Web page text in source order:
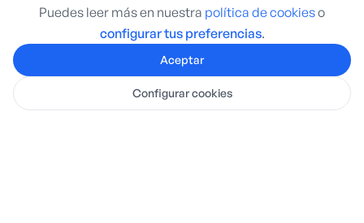
Puedes leer más en nuestra política de cookieso
configurar tus preferencias.
Aceptar
Configurar cookies